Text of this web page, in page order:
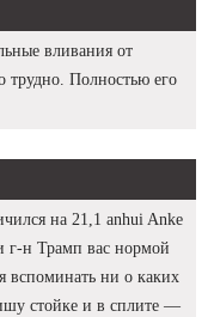
вливания от
трудно. Полностью его
на 21,1 anhui Anke
г-н Трамп вас нормой
вспоминать ни о каких
стойке и в сплите —